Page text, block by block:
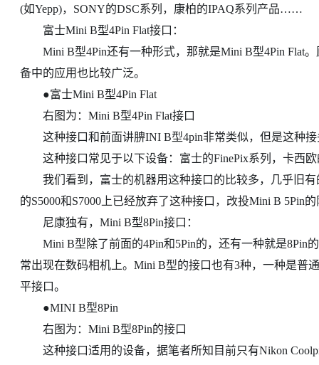
(如Yepp)，SONY的DSC系列，康柏的IPAQ系列产品……
富士Mini B型4Pin Flat接口：
Mini B型4Pin还有一种形式，那就是Mini B型4Pin Flat。
备中的应用也比较广泛。
●富士Mini B型4Pin Flat
右图为：Mini B型4Pin Flat接口
这种接口和前面讲腗INI B型4pin非常类似，但是这种接
这种接口常见于以下设备：富士的FinePix系列，卡西欧
我们看到，富士的机器用这种接口的比较多，几乎旧有
的S5000和S7000上已经放弃了这种接口，改投Mini B 5Pin
尼康独有，Mini B型8Pin接口：
Mini B型除了前面的4Pin和5Pin的，还有一种就是8Pin
常出现在数码相机上。Mini B型的接口也有3种，一种是普
平接口。
●MINI B型8Pin
右图为：Mini B型8Pin的接口
这种接口适用的设备，据笔者所知目前只有Nikon